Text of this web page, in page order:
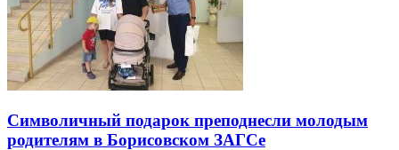
Символичный подарок преподнесли молодым
родителям в Борисовском ЗАГСе